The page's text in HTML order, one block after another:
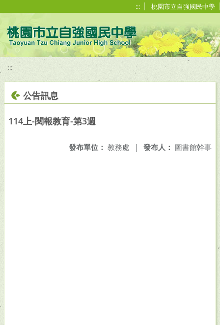
::: 桃園市立自強國民中學
:::
公告訊息
114上-閱報教育-第3週
發布人： 圖書館幹事
發布單位： 教務處 |